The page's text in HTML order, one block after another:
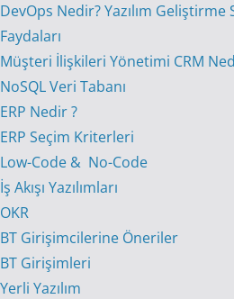
DevOps Nedir? Yazılım
Faydaları
Müşteri İlişkileri Yönetimi CRM
NoSQL Veri Tabanı
ERP Nedir ?
ERP Seçim Kriterleri
Low-Code & No-Code
İş Akışı Yazılımları
OKR
BT Girişimcilerine Öneriler
BT Girişimleri
Yerli Yazılım